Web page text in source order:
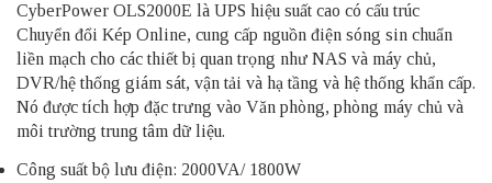
CyberPower OLS2000E là UPS hiệu suất cao có cấu trúc
Chuyển đổi Kép Online, cung cấp nguồn điện sóng sin chuẩn
liền mạch cho các thiết bị quan trọng như NAS và máy chủ,
DVR/hệ thống giám sát, vận tải và hạ tầng và hệ thống khẩn cấp.
Nó được tích hợp đặc trưng vào Văn phòng, phòng máy chủ và
môi trường trung tâm dữ liệu.
Công suất bộ lưu điện: 2000VA/ 1800W